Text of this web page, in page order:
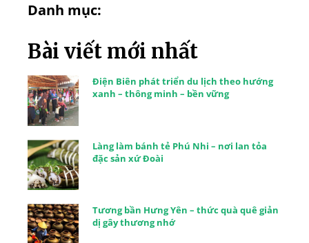
Danh mục:
Bài viết mới nhất
Điện Biên phát triển du lịch theo hướng
xanh – thông minh – bền vững
Làng làm bánh tẻ Phú Nhi – nơi lan tỏa
đặc sản xứ Đoài
Tương bần Hưng Yên – thức quà quê giản
dị gây thương nhớ